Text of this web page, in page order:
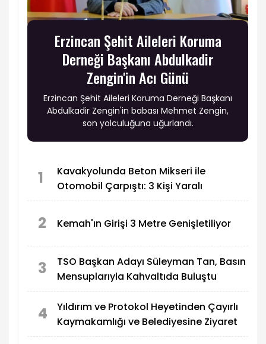
Erzincan Şehit Aileleri Koruma
Derneği Başkanı Abdulkadir
Zengin'in Acı Günü
Erzincan Şehit Aileleri Koruma Derneği Başkanı
Abdulkadir Zengin'in babası Mehmet Zengin,
son yolculuğuna uğurlandı.
1
Kavakyolunda Beton Mikseri ile
Otomobil Çarpıştı: 3 Kişi Yaralı
2 Kemah'ın Girişi 3 Metre Genişletiliyor
3
TSO Başkan Adayı Süleyman Tan, Basın
Mensuplarıyla Kahvaltıda Buluştu
4
Yıldırım ve Protokol Heyetinden Çayırlı
Kaymakamlığı ve Belediyesine Ziyaret